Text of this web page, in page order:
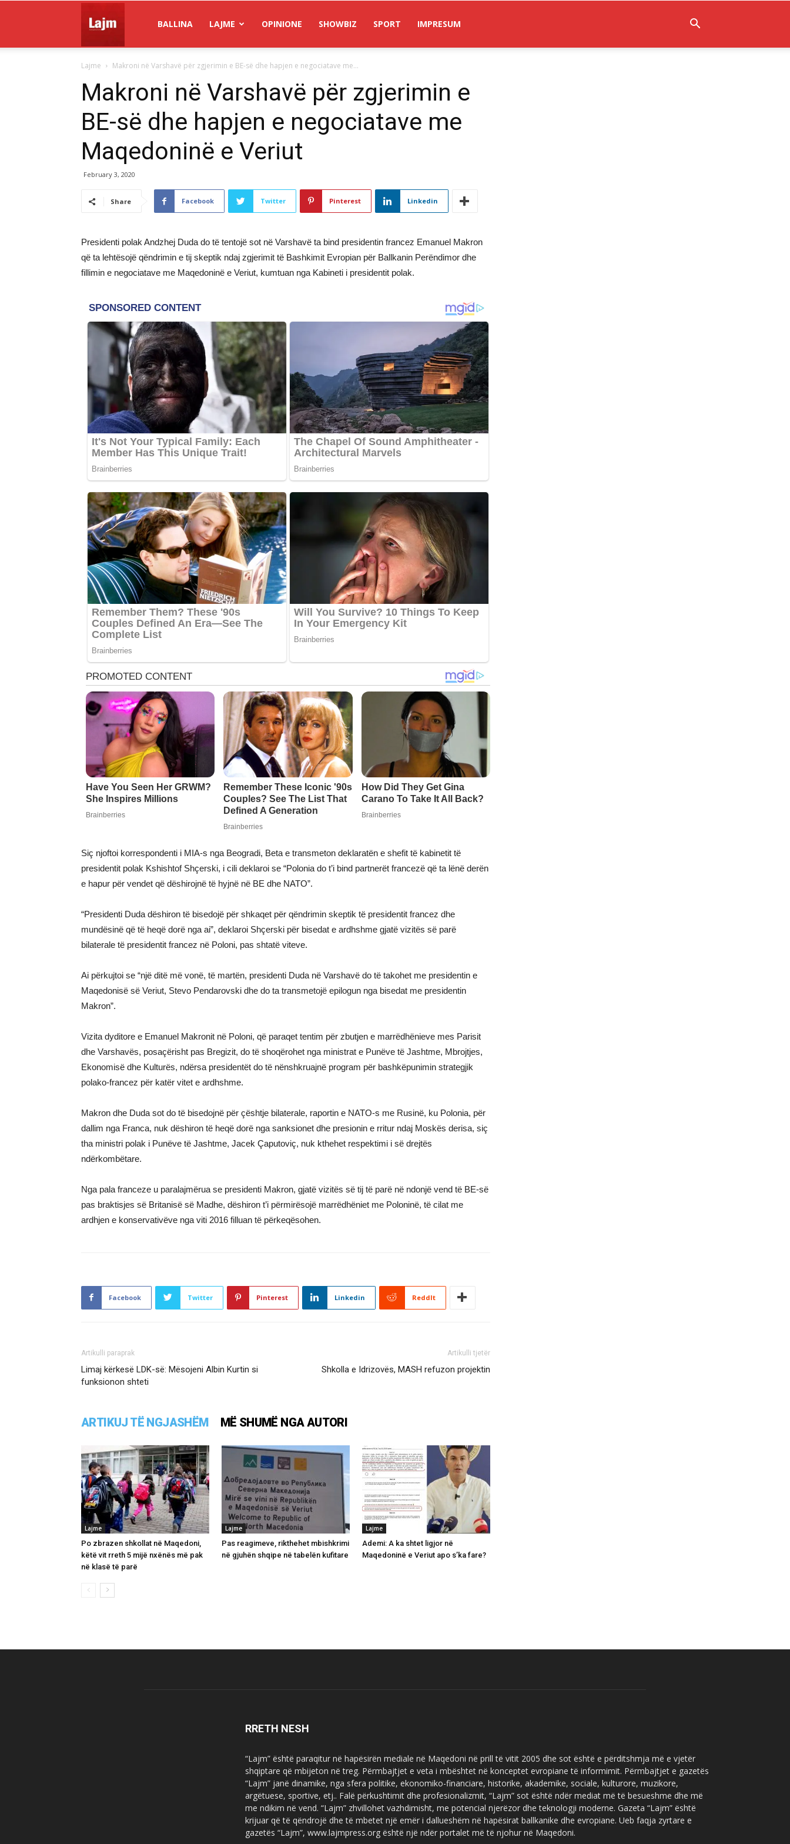
Lajm
BALLINA LAJME OPINIONE SHOWBIZ SPORT IMPRESUM
Lajme Makroni në Varshavë për zgjerimin e BE-së dhe hapjen e negociatave me...
Makroni në Varshavë për zgjerimin e
BE-së dhe hapjen e negociatave me
Maqedoninë e Veriut
February 3, 2020
Share Facebook Twitter Pinterest Linkedin
Presidenti polak Andzhej Duda do të tentojë sot në Varshavë ta bind presidentin francez Emanuel Makron
që ta lehtësojë qëndrimin e tij skeptik ndaj zgjerimit të Bashkimit Evropian për Ballkanin Perëndimor dhe
fillimin e negociatave me Maqedoninë e Veriut, kumtuan nga Kabineti i presidentit polak.
Siç njoftoi korrespondenti i MIA-s nga Beogradi, Beta e transmeton deklaratën e shefit të kabinetit të
presidentit polak Kshishtof Shçerski, i cili deklaroi se “Polonia do t’i bind partnerët francezë që ta lënë derën
e hapur për vendet që dëshirojnë të hyjnë në BE dhe NATO”.
“Presidenti Duda dëshiron të bisedojë për shkaqet për qëndrimin skeptik të presidentit francez dhe
mundësinë që të heqë dorë nga ai”, deklaroi Shçerski për bisedat e ardhshme gjatë vizitës së parë
bilaterale të presidentit francez në Poloni, pas shtatë viteve.
Ai përkujtoi se “një ditë më vonë, të martën, presidenti Duda në Varshavë do të takohet me presidentin e
Maqedonisë së Veriut, Stevo Pendarovski dhe do ta transmetojë epilogun nga bisedat me presidentin
Makron”.
Vizita dyditore e Emanuel Makronit në Poloni, që paraqet tentim për zbutjen e marrëdhënieve mes Parisit
dhe Varshavës, posaçërisht pas Bregizit, do të shoqërohet nga ministrat e Punëve të Jashtme, Mbrojtjes,
Ekonomisë dhe Kulturës, ndërsa presidentët do të nënshkruajnë program për bashkëpunimin strategjik
polako-francez për katër vitet e ardhshme.
Makron dhe Duda sot do të bisedojnë për çështje bilaterale, raportin e NATO-s me Rusinë, ku Polonia, për
dallim nga Franca, nuk dëshiron të heqë dorë nga sanksionet dhe presionin e rritur ndaj Moskës derisa, siç
tha ministri polak i Punëve të Jashtme, Jacek Çaputoviç, nuk kthehet respektimi i së drejtës
ndërkombëtare.
Nga pala franceze u paralajmërua se presidenti Makron, gjatë vizitës së tij të parë në ndonjë vend të BE-së
pas braktisjes së Britanisë së Madhe, dëshiron t’i përmirësojë marrëdhëniet me Poloninë, të cilat me
ardhjen e konservativëve nga viti 2016 filluan të përkeqësohen.
Facebook Twitter Pinterest Linkedin ReddIt
Artikulli paraprak
Limaj kërkesë LDK-së: Mësojeni Albin Kurtin si
funksionon shteti
Artikulli tjetër
Shkolla e Idrizovës, MASH refuzon projektin
ARTIKUJ TË NGJASHËM MË SHUMË NGA AUTORI
Lajme
Po zbrazen shkollat në Maqedoni,
këtë vit rreth 5 mijë nxënës më pak
në klasë të parë
Lajme
Pas reagimeve, rikthehet mbishkrimi
në gjuhën shqipe në tabelën kufitare
Lajme
Ademi: A ka shtet ligjor në
Maqedoninë e Veriut apo s’ka fare?
RRETH NESH
“Lajm” është paraqitur në hapësirën mediale në Maqedoni në prill të vitit 2005 dhe sot është e përditshmja më e vjetër
shqiptare që mbijeton në treg. Përmbajtjet e veta i mbështet në konceptet evropiane të informimit. Përmbajtjet e gazetës
“Lajm” janë dinamike, nga sfera politike, ekonomiko-financiare, historike, akademike, sociale, kulturore, muzikore,
argëtuese, sportive, etj.. Falë përkushtimit dhe profesionalizmit, “Lajm” sot është ndër mediat më të besueshme dhe më
me ndikim në vend. “Lajm” zhvillohet vazhdimisht, me potencial njerëzor dhe teknologji moderne. Gazeta “Lajm” është
krijuar që të qëndrojë dhe të mbetet një emër i dallueshëm në hapësirat ballkanike dhe evropiane. Ueb faqja zyrtare e
gazetës “Lajm”, www.lajmpress.org është një ndër portalet më të njohur në Maqedoni.